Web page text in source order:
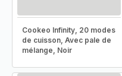
Cookeo Infinity, 20 modes
de cuisson, Avec pale de
mélange, Noir